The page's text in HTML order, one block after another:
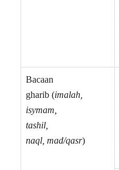
Bacaan
gharib (imalah,
isymam,
tashil,
naql, mad/qasr)